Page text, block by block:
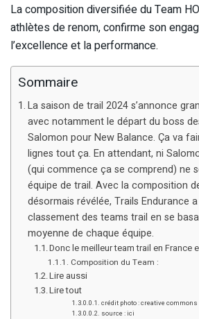
La composition diversifiée du Team
athlètes de renom, confirme son
l’excellence et la performance.
Sommaire
La saison de trail 2024 s’annonce
avec notamment le départ du boss
Salomon pour New Balance. Ça va
lignes tout ça. En attendant, ni
(qui commence ça se comprend) ne
équipe de trail. Avec la composition
désormais révélée, Trails Endurance
classement des teams trail en se
moyenne de chaque équipe.
Donc le meilleur team trail en France
Composition du Team :
Lire aussi
Lire tout
crédit photo : creative commons
source : ici